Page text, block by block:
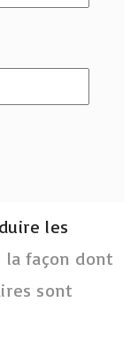
les
la façon dont
sont